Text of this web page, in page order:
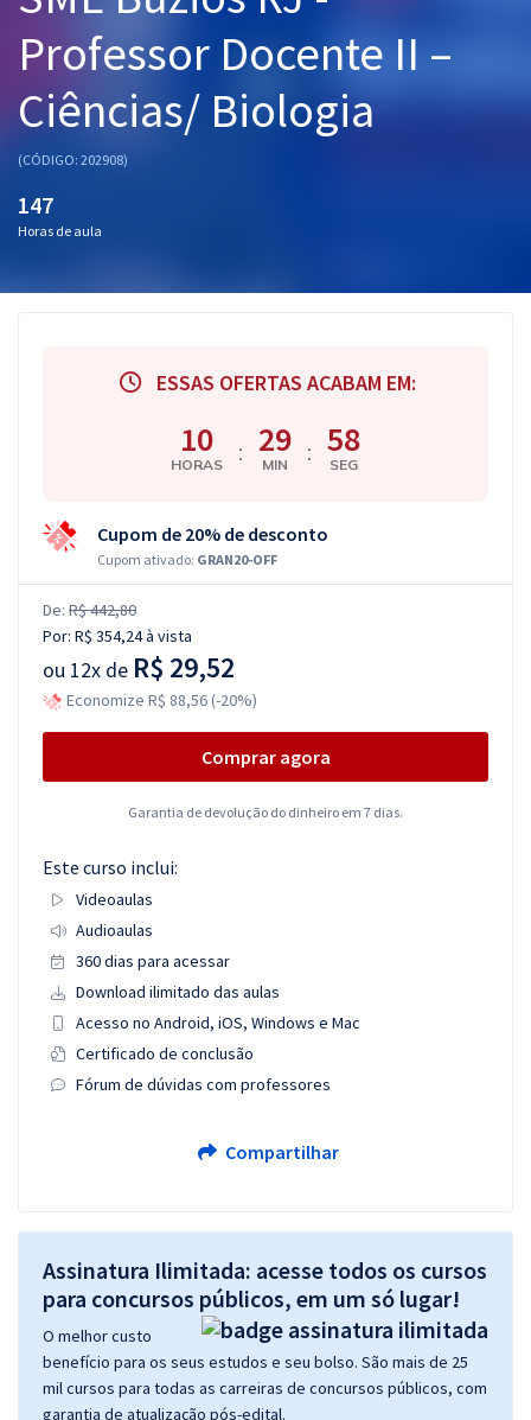
Graduação
Conteúdo gratuito
Professor Docente II –
Ciências/ Biologia
(CÓDIGO: 202908)
147
Horas de aula
ESSAS OFERTAS ACABAM EM:
10
HORAS : 29
MIN : 57
SEG
Cupom de 20% de desconto
Cupom ativado: GRAN20-OFF
De: R$ 442,80
Por: R$ 354,24à vista
ou 12x de R$ 29,52
Economize R$ 88,56 (-20%)
Comprar agora
Garantia de devolução do dinheiro em 7 dias.
Este curso inclui:
Videoaulas
Audioaulas
360 dias para acessar
Download ilimitado das aulas
Acesso no Android, iOS, Windows e Mac
Certificado de conclusão
Fórum de dúvidas com professores
Compartilhar
Assinatura Ilimitada: acesse todos os cursos
para concursos públicos, em um só lugar!
O melhor custo
benefício para os seus estudos e seu bolso. São mais de 25
mil cursos para todas as carreiras de concursos públicos, com
garantia de atualização pós-edital.